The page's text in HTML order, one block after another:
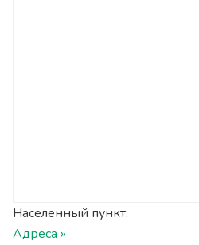
Населенный пункт:
Адреса »